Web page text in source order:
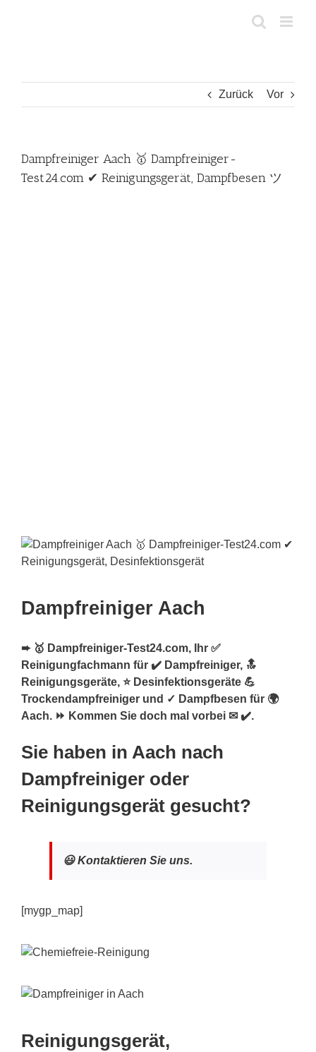
Zurück Vor
Dampfreiniger Aach 🥇 Dampfreiniger-
Test24.com ✔ Reinigungsgerät, Dampfbesen ツ
Dampfreiniger Aach
➨ 🥇 Dampfreiniger-Test24.com, Ihr ✅
Reinigungfachmann für ✔️ Dampfreiniger, 🔝
Reinigungsgeräte, ⭐ Desinfektionsgeräte 💪
Trockendampfreiniger und ✓ Dampfbesen für 🌍
Aach. ⏩ Kommen Sie doch mal vorbei ✉ ✔️.
Sie haben in Aach nach
Dampfreiniger oder
Reinigungsgerät gesucht?
😃 Kontaktieren Sie uns.
[mygp_map]
Reinigungsgerät,